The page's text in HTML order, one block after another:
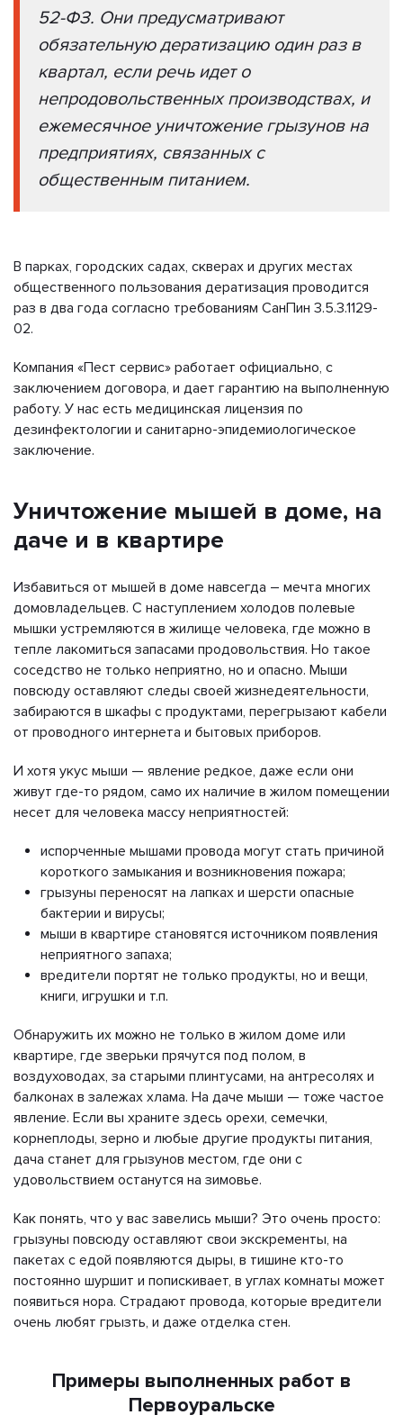
52-ФЗ. Они предусматривают
обязательную дератизацию один раз в
квартал, если речь идет о
непродовольственных производствах, и
ежемесячное уничтожение грызунов на
предприятиях, связанных с
общественным питанием.
В парках, городских садах, скверах и других местах
общественного пользования дератизация проводится
раз в два года согласно требованиям СанПин 3.5.3.1129-
02.
Компания «Пест сервис» работает официально, с
заключением договора, и дает гарантию на выполненную
работу. У нас есть медицинская лицензия по
дезинфектологии и санитарно-эпидемиологическое
заключение.
Уничтожение мышей в доме, на
даче и в квартире
Избавиться от мышей в доме навсегда – мечта многих
домовладельцев. С наступлением холодов полевые
мышки устремляются в жилище человека, где можно в
тепле лакомиться запасами продовольствия. Но такое
соседство не только неприятно, но и опасно. Мыши
повсюду оставляют следы своей жизнедеятельности,
забираются в шкафы с продуктами, перегрызают кабели
от проводного интернета и бытовых приборов.
И хотя укус мыши — явление редкое, даже если они
живут где-то рядом, само их наличие в жилом помещении
несет для человека массу неприятностей:
испорченные мышами провода могут стать причиной
короткого замыкания и возникновения пожара;
грызуны переносят на лапках и шерсти опасные
бактерии и вирусы;
мыши в квартире становятся источником появления
неприятного запаха;
вредители портят не только продукты, но и вещи,
книги, игрушки и т.п.
Обнаружить их можно не только в жилом доме или
квартире, где зверьки прячутся под полом, в
воздуховодах, за старыми плинтусами, на антресолях и
балконах в залежах хлама. На даче мыши — тоже частое
явление. Если вы храните здесь орехи, семечки,
корнеплоды, зерно и любые другие продукты питания,
дача станет для грызунов местом, где они с
удовольствием останутся на зимовье.
Как понять, что у вас завелись мыши? Это очень просто:
грызуны повсюду оставляют свои экскременты, на
пакетах с едой появляются дыры, в тишине кто-то
постоянно шуршит и попискивает, в углах комнаты может
появиться нора. Страдают провода, которые вредители
очень любят грызть, и даже отделка стен.
Примеры выполненных работ в
Первоуральске